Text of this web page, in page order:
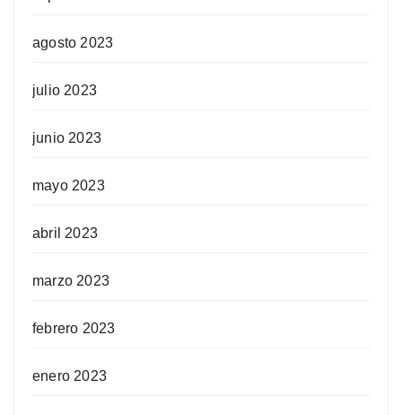
agosto 2023
julio 2023
junio 2023
mayo 2023
abril 2023
marzo 2023
febrero 2023
enero 2023